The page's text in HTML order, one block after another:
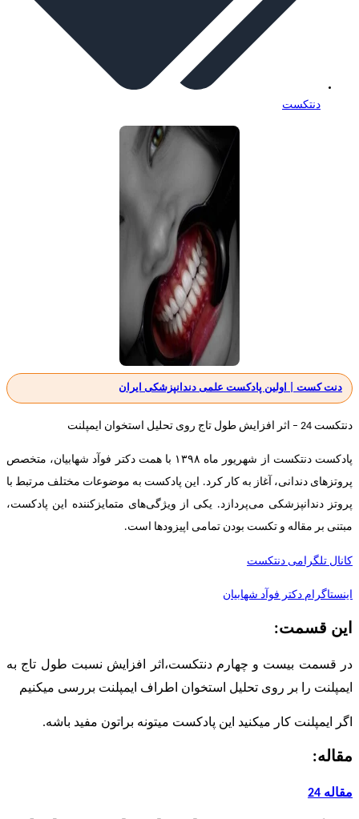
دنتکست
دنت کست | اولین پادکست علمی دندانپزشکی ایران
دنتکست 24 – اثر افزایش طول تاج روی تحلیل استخوان ایمپلنت
پادکست دنتکست از شهریور ماه ۱۳۹۸ با همت دکتر فوآد شهابیان، متخصص
پروتزهای دندانی، آغاز به کار کرد. این پادکست به موضوعات مختلف مرتبط با
پروتز دندانپزشکی می‌پردازد. یکی از ویژگی‌های متمایزکننده این پادکست،
مبتنی بر مقاله و تکست بودن تمامی اپیزودها است.
کانال تلگرامی دنتکست
اینستاگرام دکتر فوآد شهابیان
این قسمت:
در قسمت بیست و چهارم دنتکست،اثر افزایش نسبت طول تاج به
ایمپلنت را بر روی تحلیل استخوان اطراف ایمپلنت بررسی میکنیم
اگر ایمپلنت کار میکنید این پادکست میتونه براتون مفید باشه.
مقاله:
مقاله 24